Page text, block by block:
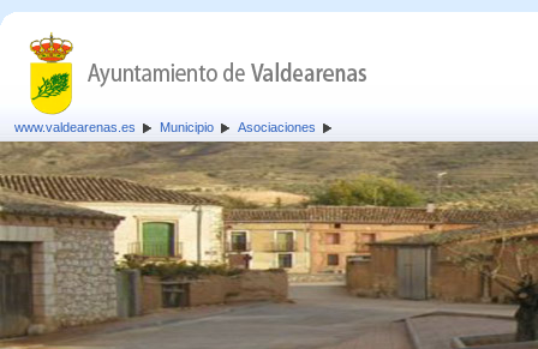
www.valdearenas.es Municipio Asociaciones